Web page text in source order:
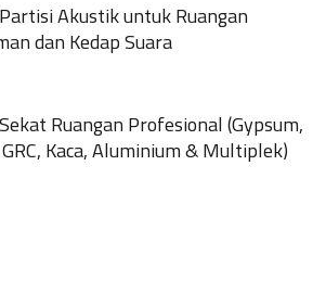
Akustik untuk Ruangan
dan Kedap Suara
Ruangan Profesional (Gypsum,
GRC, Kaca, Aluminium & Multiplek)